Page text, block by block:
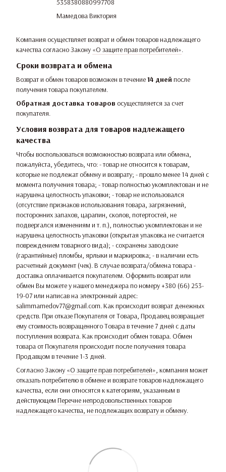
5358380880997708
Мамедова Виктория
Компания осуществляет возврат и обмен товаров надлежащего
качества согласно Закону «О защите прав потребителей».
Сроки возврата и обмена
Возврат и обмен товаров возможен в течение14 дней после
получения товара покупателем.
Обратная доставка товаров осуществляется за счет
покупателя.
Условия возврата для товаров надлежащего
качества
Чтобы воспользоваться возможностью возврата или обмена,
пожалуйста, убедитесь, что: - товар не относится к товарам,
которые не подлежат обмену и возврату; - прошло менее 14 дней с
момента получения товара; - товар полностью укомплектован и не
нарушена целостность упаковки; - товар не использовался
(отсутствие признаков использования товара, загрязнений,
посторонних запахов, царапин, сколов, потертостей, не
подвергался изменениям и т. п.), полностью укомплектован и не
нарушена целостность упаковки (открытая упаковка не считается
повреждением товарного вида); - сохранены заводские
(гарантийные) пломбы, ярлыки и маркировка; - в наличии есть
расчетный документ (чек). В случае возврата/обмена товара -
доставка оплачивается покупателем. Оформить возврат или
обмен Вы можете у нашего менеджера по номеру +380 (66) 253-
19-07 или написав на электронный адрес:
salimmamedov77@gmail.com. Как происходит возврат денежных
средств. При отказе Покупателя от Товара, Продавец возвращает
ему стоимость возвращенного Товара в течение 7 дней с даты
поступления возврата. Как происходит обмен товара. Обмен
товара от Покупателя происходит после получения товара
Продавцом в течение 1-3 дней.
Согласно Закону «О защите прав потребителей», компания может
отказать потребителю в обмене и возврате товаров надлежащего
качества, если они относятся к категориям, указанным в
действующем Перечне непродовольственных товаров
надлежащего качества, не подлежащих возврату и обмену.